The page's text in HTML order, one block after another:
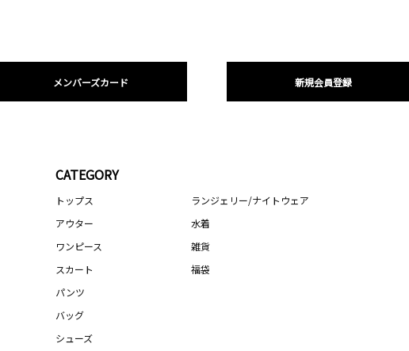
メンバーズカード 新規会員登録
CATEGORY
トップス
アウター
ワンピース
スカート
パンツ
バッグ
シューズ
ランジェリー/ナイトウェア
水着
雑貨
福袋